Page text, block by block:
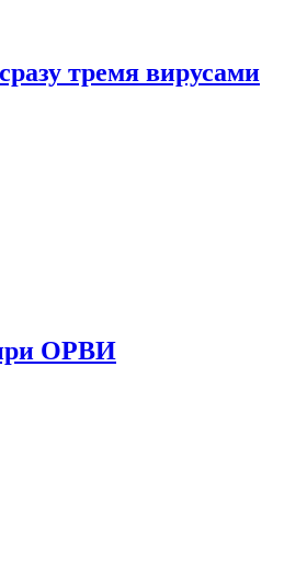
тремя вирусами
при ОРВИ